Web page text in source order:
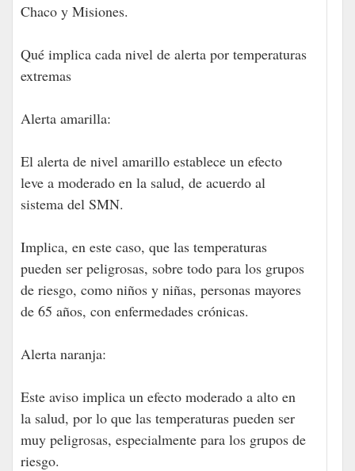
Chaco y Misiones.
Qué implica cada nivel de alerta por temperaturas
extremas
Alerta amarilla:
El alerta de nivel amarillo establece un efecto
leve a moderado en la salud, de acuerdo al
sistema del SMN.
Implica, en este caso, que las temperaturas
pueden ser peligrosas, sobre todo para los grupos
de riesgo, como niños y niñas, personas mayores
de 65 años, con enfermedades crónicas.
Alerta naranja:
Este aviso implica un efecto moderado a alto en
la salud, por lo que las temperaturas pueden ser
muy peligrosas, especialmente para los grupos de
riesgo.